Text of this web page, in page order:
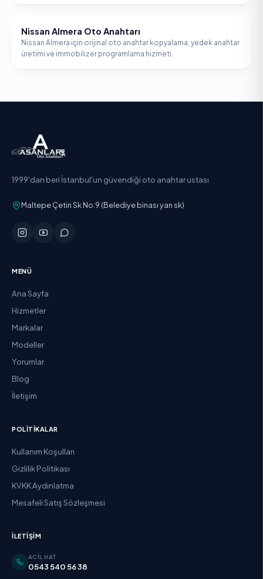
NISSAN
Nissan Almera Oto Anahtarı
Nissan Almera için orijinal oto anahtar kopyalama, yedek anahtar
üretimi ve immobilizer programlama hizmeti.
1999'dan beri İstanbul'un güvendiği oto anahtar ustası
Maltepe Çetin Sk No:9 (Belediye binası yan sk)
MENÜ
Ana Sayfa
Hizmetler
Markalar
Modeller
Yorumlar
Blog
İletişim
POLITIKALAR
Kullanım Koşulları
Gizlilik Politikası
KVKK Aydınlatma
Mesafeli Satış Sözleşmesi
İLETIŞIM
ACIL HAT
0543 540 56 38